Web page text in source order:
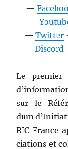
—
—
— Twit­ter
Dis­cord
Le pre­mier
sur le
dum
RIC France
ci­a­tions et